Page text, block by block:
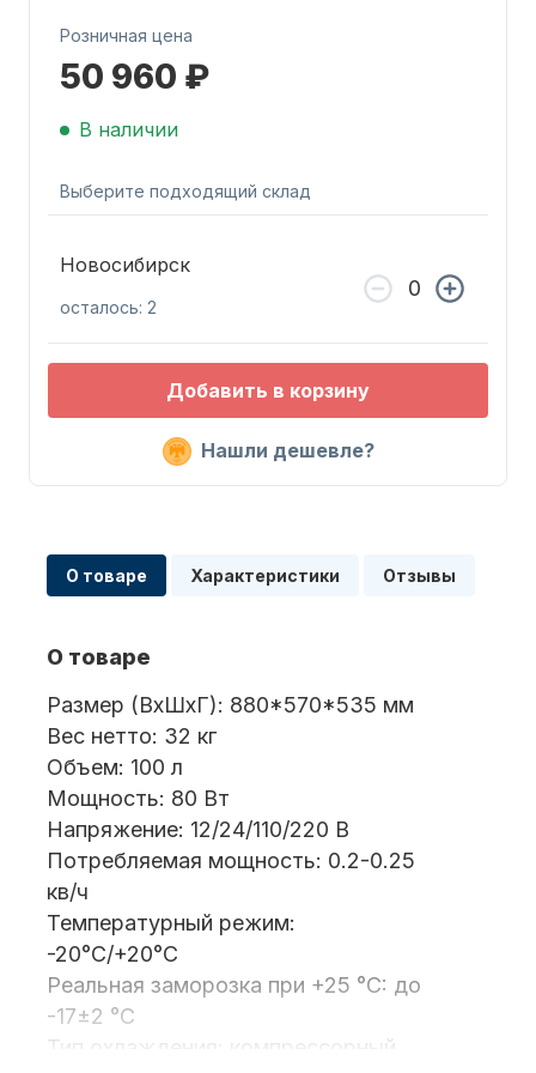
Запчасти для ПЛМ
Автохолодильник KYODA
Розничная цена
50 960 ₽
В наличии
Выберите подходящий склад
Новосибирск
осталось: 2
Добавить в корзину
Нашли дешевле?
О товаре Характеристики Отзывы
О товаре
Размер (ВхШхГ): 880*570*535 мм
Вес нетто: 32 кг
Объем: 100 л
Мощность: 80 Вт
Напряжение: 12/24/110/220 В
Потребляемая мощность: 0.2-0.25
кв/ч
Температурный режим:
-20°С/+20°С
Реальная заморозка при +25 °C: до
-17±2 °С
Тип охлаждения: компрессорный